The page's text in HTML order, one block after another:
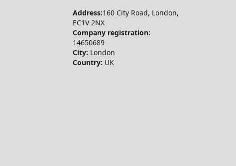
Address:160 City Road, London,
EC1V 2NX
Company registration:
14650689
City: London
Country: UK